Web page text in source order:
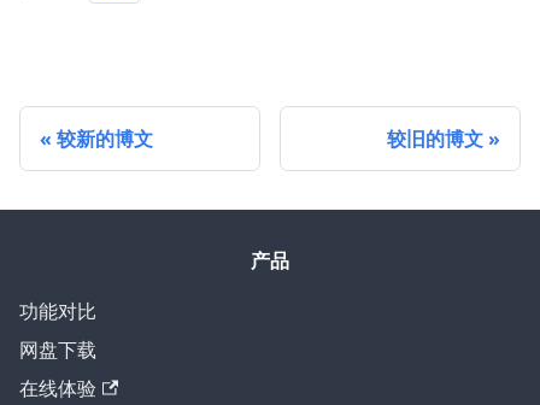
较新的博文 较旧的博文
产品
功能对比
网盘下载
在线体验